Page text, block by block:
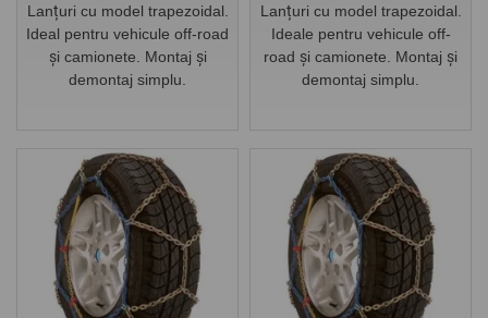
Lanțuri cu model trapezoidal.
Ideal pentru vehicule off-road
și camionete. Montaj și
demontaj simplu.
Lanțuri cu model trapezoidal.
Ideale pentru vehicule off-
road și camionete. Montaj și
demontaj simplu.